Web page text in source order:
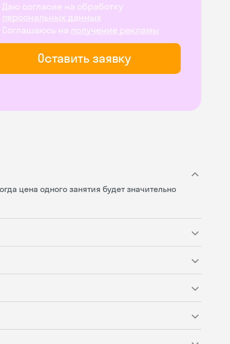
Даю согласие на обработку
персональных данных
Соглашаюсь на получение рекламы
Оставить заявку
цена одного занятия будет значительно
Skysmart Chat